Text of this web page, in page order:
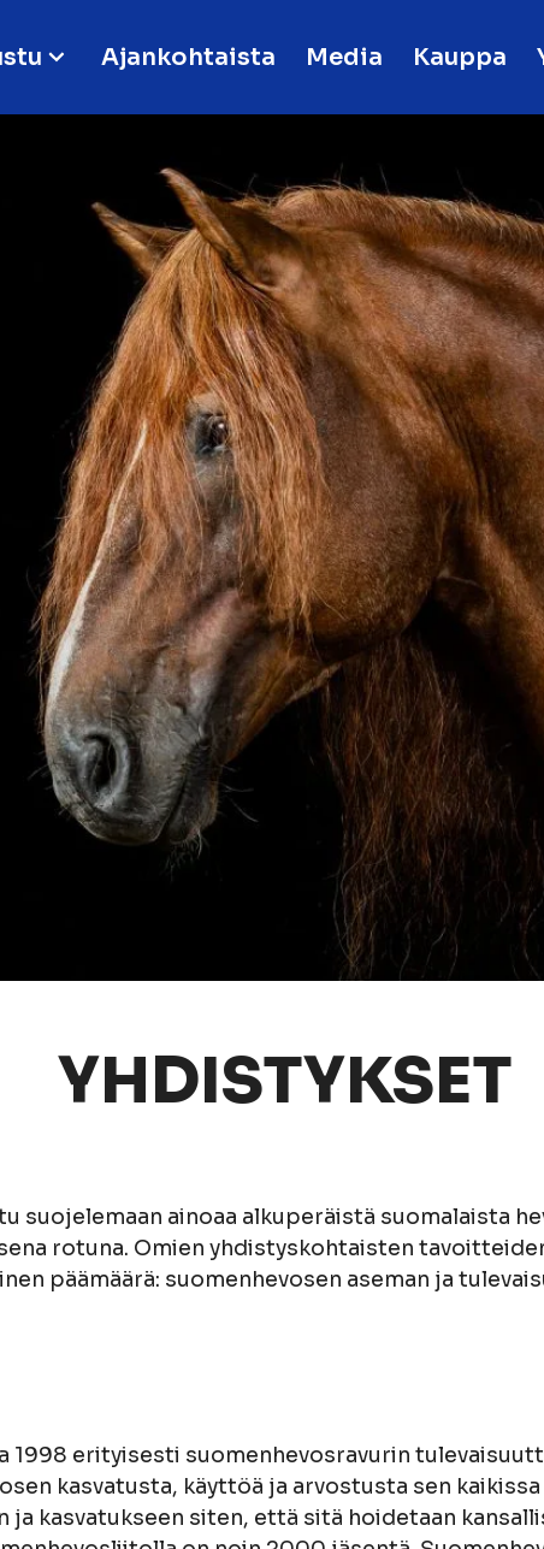
Ajankohtaista Media Kauppa
YHDISTYKSET
suojelemaan ainoaa alkuperäistä suomalaista
rotuna. Omien yhdistyskohtaisten
päämäärä: suomenhevosen aseman ja
erityisesti suomenhevosravurin
kasvatusta, käyttöä ja arvostusta sen
kasvatukseen siten, että sitä hoidetaan